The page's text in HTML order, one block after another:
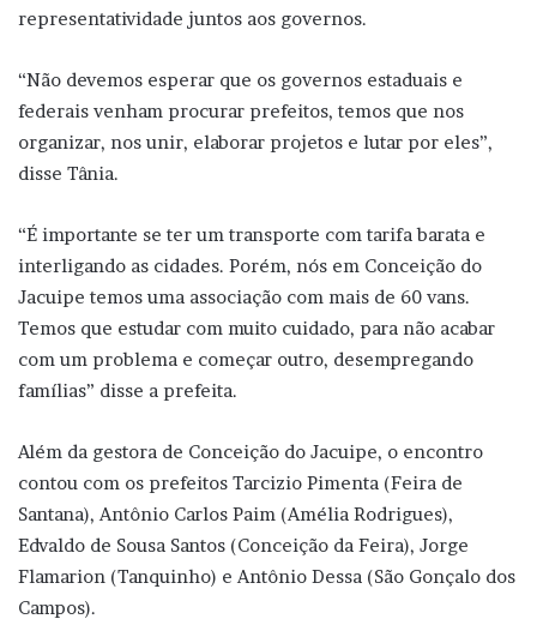
representatividade juntos aos governos.
“Não devemos esperar que os governos estaduais e
federais venham procurar prefeitos, temos que nos
organizar, nos unir, elaborar projetos e lutar por eles”,
disse Tânia.
“É importante se ter um transporte com tarifa barata e
interligando as cidades. Porém, nós em Conceição do
Jacuipe temos uma associação com mais de 60 vans.
Temos que estudar com muito cuidado, para não acabar
com um problema e começar outro, desempregando
famílias” disse a prefeita.
Além da gestora de Conceição do Jacuipe, o encontro
contou com os prefeitos Tarcizio Pimenta (Feira de
Santana), Antônio Carlos Paim (Amélia Rodrigues),
Edvaldo de Sousa Santos (Conceição da Feira), Jorge
Flamarion (Tanquinho) e Antônio Dessa (São Gonçalo dos
Campos).